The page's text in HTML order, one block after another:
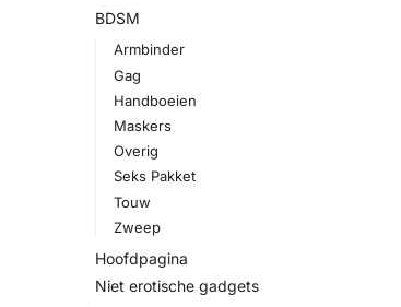
BDSM
Armbinder
Gag
Handboeien
Maskers
Overig
Seks Pakket
Touw
Zweep
Hoofdpagina
Niet erotische gadgets